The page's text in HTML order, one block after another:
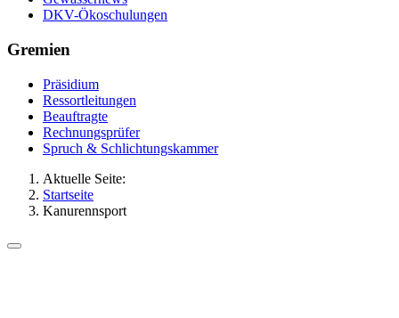
DKV-Ökoschulungen
Gremien
Präsidium
Ressortleitungen
Beauftragte
Rechnungsprüfer
Spruch & Schlichtungskammer
Aktuelle Seite:
Startseite
Kanurennsport